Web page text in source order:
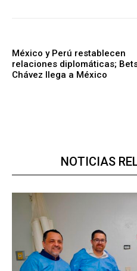
México y Perú restablecen
relaciones diplomáticas;
Chávez llega a México
NOTICIAS